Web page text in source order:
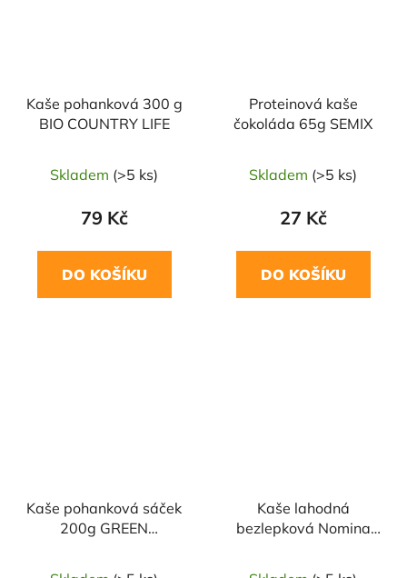
Kaše pohanková 300 g
BIO COUNTRY LIFE
Skladem (>5 ks)
79 Kč
DO KOŠÍKU
Proteinová kaše
čokoláda 65g SEMIX
Skladem (>5 ks)
27 Kč
DO KOŠÍKU
Kaše pohanková sáček
200g GREEN
Kaše lahodná
bezlepková Nomina